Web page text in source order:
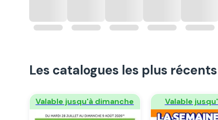
Les catalogues les plus récents